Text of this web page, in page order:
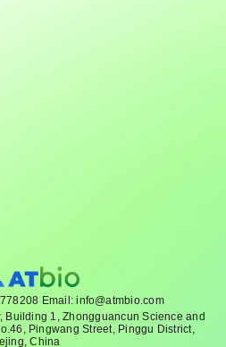
Email: info@atmbio.com
Building 1, Zhongguancun Science and
Pingwang Street, Pinggu District,
China